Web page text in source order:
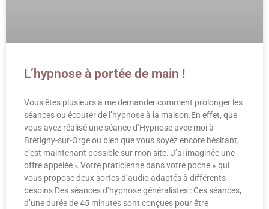
L’hypnose à portée de main !
Vous êtes plusieurs à me demander comment prolonger les
séances ou écouter de l’hypnose à la maison.En effet, que
vous ayez réalisé une séance d’Hypnose avec moi à
Brétigny-sur-Orge ou bien que vous soyez encore hésitant,
c’est maintenant possible sur mon site. J’ai imaginée une
offre appelée « Votre praticienne dans votre poche » qui
vous propose deux sortes d’audio adaptés à différents
besoins Des séances d’hypnose généralistes : Ces séances,
d’une durée de 45 minutes sont conçues pour être